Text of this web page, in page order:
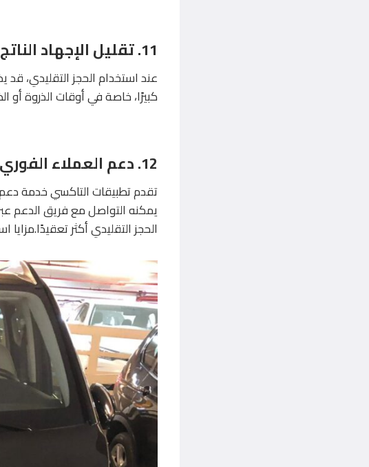
11. تقليل الإجهاد الناتج عن البحث عن سيارة
عند استخدام الحجز التقليدي،
كبيرًا، خاصة في أوقات الذروة أو
12. دعم العملاء الفوري
تقدم تطبيقات التاكسي خدمة
يمكنه التواصل مع فريق الدعم
الحجز التقليدي أكثر